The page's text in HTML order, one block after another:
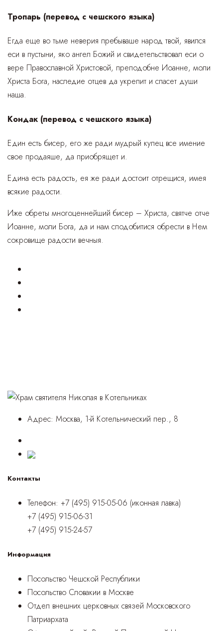
Тропарь (перевод с чешского языка)
Егда еще во тьме неверия пребываше народ твой, явился
еси в пустыни, яко ангел Божий и свидетельствовал еси о
вере Православной Христовой, преподобне Иоанне, моли
Христа Бога, наследие отцев да укрепит и спасет души
наша.
Кондак (перевод с чешского языка)
Един есть бисер, его же ради мудрый купец все имение
свое продаяше, да приобрящет и.
Едина есть радость, ея же ради достоит отрещися, имея
всякие радости.
Иже обреты многоценнейший бисер – Христа, святче отче
Иоанне, моли Бога, да и нам сподобитися обрести в Нем
сокровище радости вечныя.
Адрес: Москва, 1-й Котельнический пер., 8
Контакты
Телефон: +7 (495) 915-05-06 (иконная лавка)
+7 (495) 915-06-31
+7 (495) 915-24-57
Информация
Посольство Чешской Республики
Посольство Словакии в Москве
Отдел внешних церковных связей Московского
Патриархата